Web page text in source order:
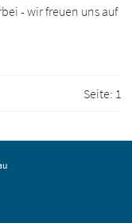
- wir freuen uns auf
Seite: 1